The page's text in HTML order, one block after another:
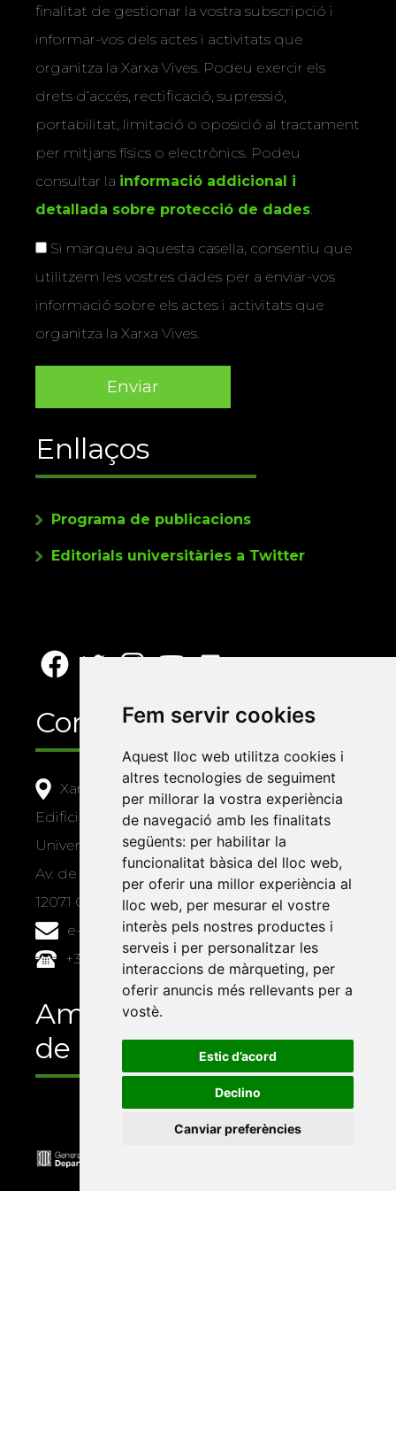
Fem servir cookies
Aquest lloc web utilitza cookies i
altres tecnologies de seguiment
per millorar la vostra experiència
de navegació amb les finalitats
següents: per habilitar la
funcionalitat bàsica del lloc web,
per oferir una millor experiència al
lloc web, per mesurar el vostre
interès pels nostres productes i
serveis i per personalitzar les
interaccions de màrqueting, per
oferir anuncis més rellevants per a
vostè.
Estic d’acord
Declino
Canviar preferències
finalitat de gestionar la vostra subscripció i
informar-vos dels actes i activitats que
organitza la Xarxa Vives. Podeu exercir els
drets d’accés, rectificació, supressió,
portabilitat, limitació o oposició al tractament
per mitjans físics o electrònics. Podeu
consultar la informació addicional i
detallada sobre protecció de dades
Si marqueu aquesta casella, consentiu que
utilitzem les vostres dades per a enviar-vos
informació sobre els actes i activitats que
organitza la Xarxa Vives.
Enllaços
Programa de publicacions
Editorials universitàries a Twitter
Contacte
Xarxa Vives d'Universitats
Edifici Àgora
Universitat Jaume I, local 10
Av. de Vicent Sos Baynat, s/n
12071 Castelló de la Plana
e-buc@vives.org
+34 964 72 89 93
Amb el suport
de